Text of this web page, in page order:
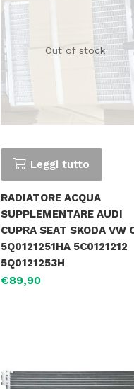
Out of stock
Leggi tutto
RADIATORE ACQUA
SUPPLEMENTARE AUDI
CUPRA SEAT SKODA VW
5Q0121251HA 5C0121212
5Q0121253H
€89,90